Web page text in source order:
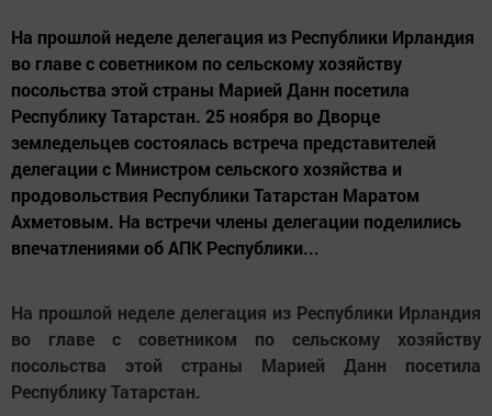
На прошлой неделе делегация из Республики Ирландия
во главе с советником по сельскому хозяйству
посольства этой страны Марией Данн посетила
Республику Татарстан. 25 ноября во Дворце
земледельцев состоялась встреча представителей
делегации с Министром сельского хозяйства и
продовольствия Республики Татарстан Маратом
Ахметовым. На встречи члены делегации поделились
впечатлениями об АПК Республики...
На прошлой неделе делегация из Республики Ирландия
во главе с советником по сельскому хозяйству
посольства этой страны Марией Данн посетила
Республику Татарстан.